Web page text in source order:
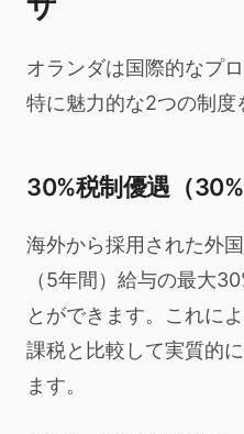
オランダは国際的なプ
特に魅力的な2つの制度
30%税制優遇（
海外から採用された外
（5年間）給与の最大
とができます。これに
課税と比較して実質的
ます。